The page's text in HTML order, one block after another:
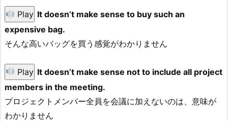
Play It doesn’t make sense to buy such an
expensive bag.
そんな高いバッグを買う感覚がわかりません
Play It doesn’t make sense not to include all project
members in the meeting.
プロジェクトメンバー全員を会議に加えないのは、意味が
わかりません